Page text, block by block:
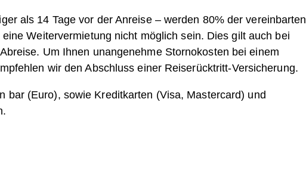
als 14 Tage vor der Anreise – werden 80% der vereinbarten
Weitervermietung nicht möglich sein. Dies gilt auch bei
Um Ihnen unangenehme Stornokosten bei einem
wir den Abschluss einer Reiserücktritt-Versicherung.
bar (Euro), sowie Kreditkarten (Visa, Mastercard) und